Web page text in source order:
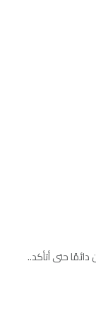
حتى أتأكد..